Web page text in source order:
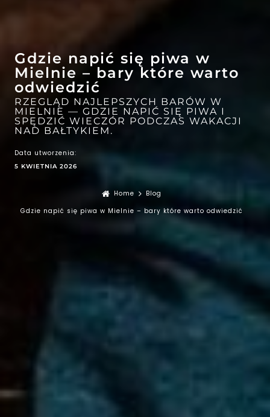
EFEKT
Gdzie napić się piwa w
Mielnie – bary które warto
odwiedzić
RZEGLĄD NAJLEPSZYCH BARÓW W
MIELNIE — GDZIE NAPIĆ SIĘ PIWA I
SPĘDZIĆ WIECZÓR PODCZAS WAKACJI
NAD BAŁTYKIEM.
5 KWIETNIA 2026
Data utworzenia:
Home
Blog
Gdzie napić się piwa w Mielnie – bary które warto odwiedzić